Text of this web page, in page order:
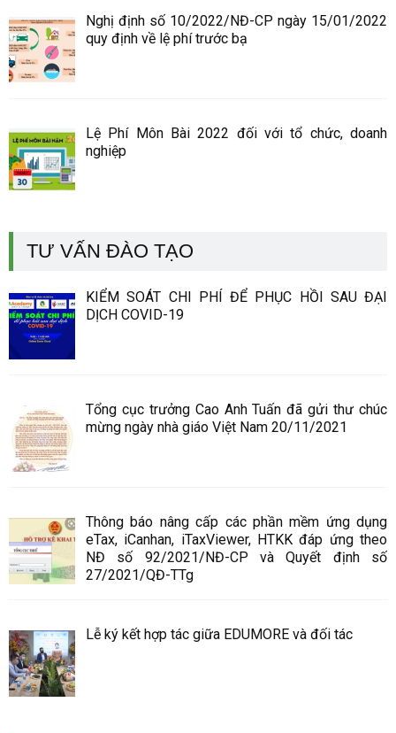
Nghị định số 10/2022/NĐ-CP ngày 15/01/2022
quy định về lệ phí trước bạ
Lệ Phí Môn Bài 2022 đối với tổ chức, doanh
nghiệp
TƯ VẤN ĐÀO TẠO
KIỂM SOÁT CHI PHÍ ĐỂ PHỤC HỒI SAU ĐẠI
DỊCH COVID-19
Tổng cục trưởng Cao Anh Tuấn đã gửi thư chúc
mừng ngày nhà giáo Việt Nam 20/11/2021
Thông báo nâng cấp các phần mềm ứng dụng
eTax, iCanhan, iTaxViewer, HTKK đáp ứng theo
NĐ số 92/2021/NĐ-CP và Quyết định số
27/2021/QĐ-TTg
Lễ ký kết hợp tác giữa EDUMORE và đối tác